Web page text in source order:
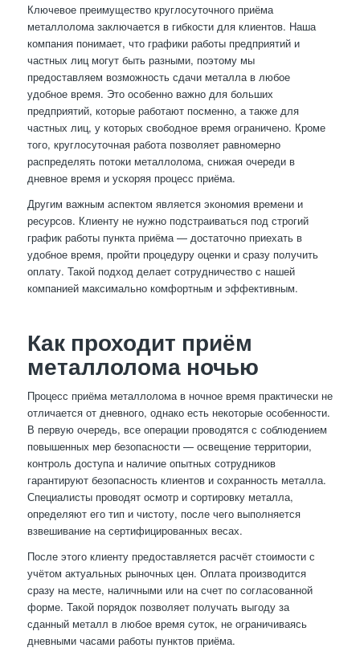
Ключевое преимущество круглосуточного приёма
металлолома заключается в гибкости для клиентов. Наша
компания понимает, что графики работы предприятий и
частных лиц могут быть разными, поэтому мы
предоставляем возможность сдачи металла в любое
удобное время. Это особенно важно для больших
предприятий, которые работают посменно, а также для
частных лиц, у которых свободное время ограничено. Кроме
того, круглосуточная работа позволяет равномерно
распределять потоки металлолома, снижая очереди в
дневное время и ускоряя процесс приёма.
Другим важным аспектом является экономия времени и
ресурсов. Клиенту не нужно подстраиваться под строгий
график работы пункта приёма — достаточно приехать в
удобное время, пройти процедуру оценки и сразу получить
оплату. Такой подход делает сотрудничество с нашей
компанией максимально комфортным и эффективным.
Как проходит приём
металлолома ночью
Процесс приёма металлолома в ночное время практически не
отличается от дневного, однако есть некоторые особенности.
В первую очередь, все операции проводятся с соблюдением
повышенных мер безопасности — освещение территории,
контроль доступа и наличие опытных сотрудников
гарантируют безопасность клиентов и сохранность металла.
Специалисты проводят осмотр и сортировку металла,
определяют его тип и чистоту, после чего выполняется
взвешивание на сертифицированных весах.
После этого клиенту предоставляется расчёт стоимости с
учётом актуальных рыночных цен. Оплата производится
сразу на месте, наличными или на счет по согласованной
форме. Такой порядок позволяет получать выгоду за
сданный металл в любое время суток, не ограничиваясь
дневными часами работы пунктов приёма.